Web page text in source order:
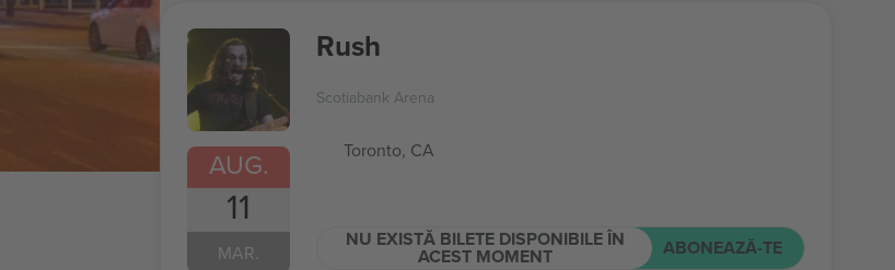
AUG.
11
MAR.
Rush
Scotiabank Arena
Toronto, CA
NU EXISTĂ BILETE DISPONIBILE ÎN
ACEST MOMENT ABONEAZĂ-TE